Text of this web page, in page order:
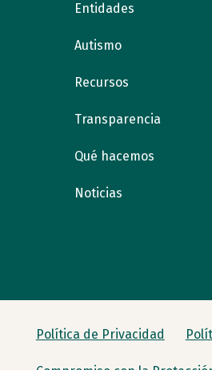
Entidades
Autismo
Recursos
Transparencia
Qué hacemos
Noticias
Política de Privacidad